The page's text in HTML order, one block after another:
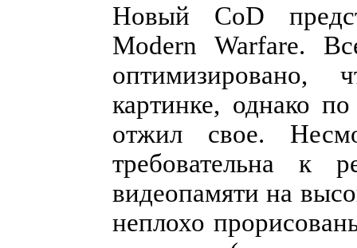
Новый CoD
Modern Warfare.
оптимизировано,
картинке, однако
отжил свое.
требовательна к
видеопамяти на
неплохо